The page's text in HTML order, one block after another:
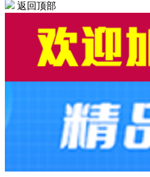
返回顶部